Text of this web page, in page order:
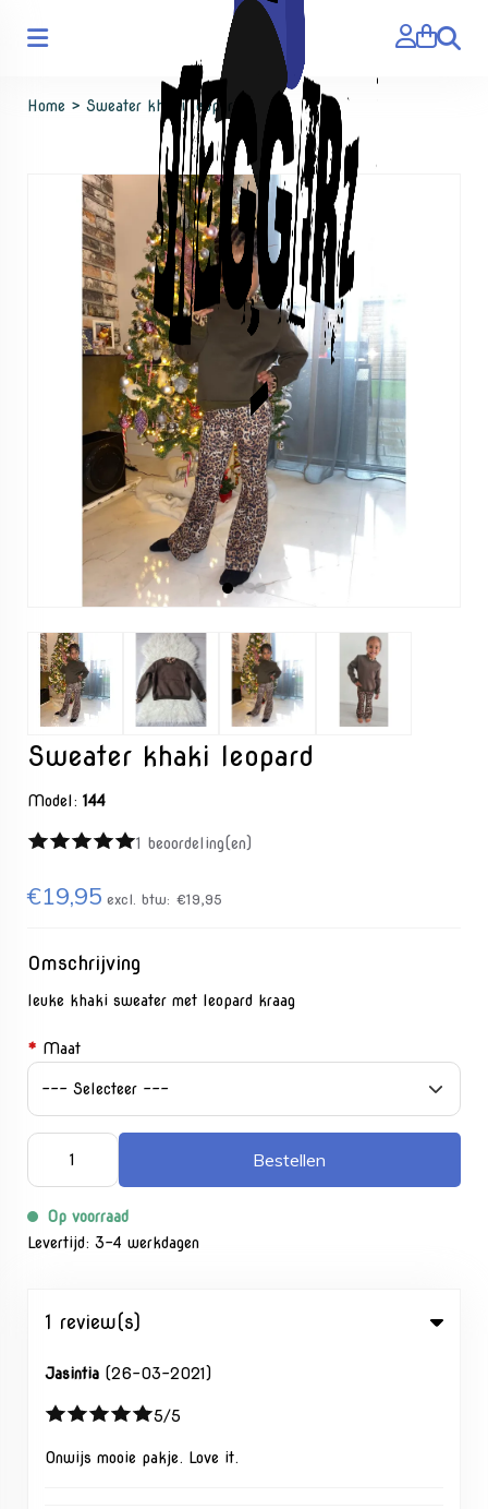
Zoeken
Home > Sweater khaki leopard
Sweater khaki leopard
Model: 144
1 beoordeling(en)
€19,95 excl. btw: €19,95
Omschrijving
leuke khaki sweater met leopard kraag
* Maat
Bestellen
Op voorraad
Levertijd: 3-4 werkdagen
1 review(s)
Jasintia (26-03-2021)
5/5
Onwijs mooie pakje. Love it.